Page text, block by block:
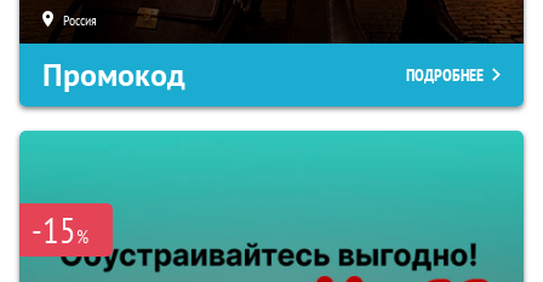
Россия
Промокод ПОДРОБНЕЕ
-15%